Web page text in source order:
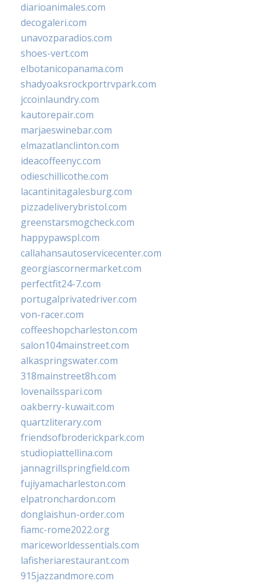
diarioanimales.com
decogaleri.com
unavozparadios.com
shoes-vert.com
elbotanicopanama.com
shadyoaksrockportrvpark.com
jccoinlaundry.com
kautorepair.com
marjaeswinebar.com
elmazatlanclinton.com
ideacoffeenyc.com
odieschillicothe.com
lacantinitagalesburg.com
pizzadeliverybristol.com
greenstarsmogcheck.com
happypawspl.com
callahansautoservicecenter.com
georgiascornermarket.com
perfectfit24-7.com
portugalprivatedriver.com
von-racer.com
coffeeshopcharleston.com
salon104mainstreet.com
alkaspringswater.com
318mainstreet8h.com
lovenailsspari.com
oakberry-kuwait.com
quartzliterary.com
friendsofbroderickpark.com
studiopiattellina.com
jannagrillspringfield.com
fujiyamacharleston.com
elpatronchardon.com
donglaishun-order.com
fiamc-rome2022.org
mariceworldessentials.com
lafisheriarestaurant.com
915jazzandmore.com